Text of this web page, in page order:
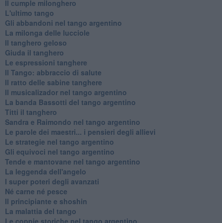
Il cumple milonghero
L'ultimo tango
Gli abbandoni nel tango argentino
La milonga delle lucciole
Il tanghero geloso
Giuda il tanghero
Le espressioni tanghere
Il Tango: abbraccio di salute
Il ratto delle sabine tanghere
Il musicalizador nel tango argentino
La banda Bassotti del tango argentino
Titti il tanghero
Sandra e Raimondo nel tango argentino
Le parole dei maestri... i pensieri degli allievi
Le strategie nel tango argentino
Gli equivoci nel tango argentino
Tende e mantovane nel tango argentino
La leggenda dell'angelo
I super poteri degli avanzati
​Né carne né pesce
Il principiante e shoshin
La malattia del tango
Le coppie storiche nel tango argentino